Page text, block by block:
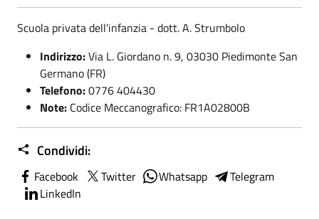
Scuola privata dell'infanzia - dott. A. Strumbolo
Indirizzo:Via L. Giordano n. 9, 03030 Piedimonte San
Germano (FR)
Telefono:0776 404430
Note: Codice Meccanografico: FR1A02800B
Condividi:
Facebook Twitter Whatsapp
Telegram
LinkedIn